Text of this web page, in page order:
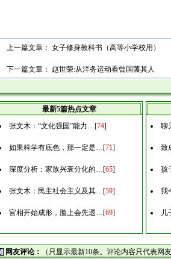
上一篇文章： 女子修身教科书（高等小学校用）
下一篇文章： 赵世荣:从洋务运动看曾国藩其人
最新5篇热点文章
张文木：“文化强国”能力…[74]
如果科学有底色，那一定是…[71]
深度分析：家族兴衰分化的…[65]
张文木：民主社会主义及其…[59]
官相开始成形，脸上会先退…[69]
聊
致
孩
我
儿
网友评论： （只显示最新10条。评论内容只代表网